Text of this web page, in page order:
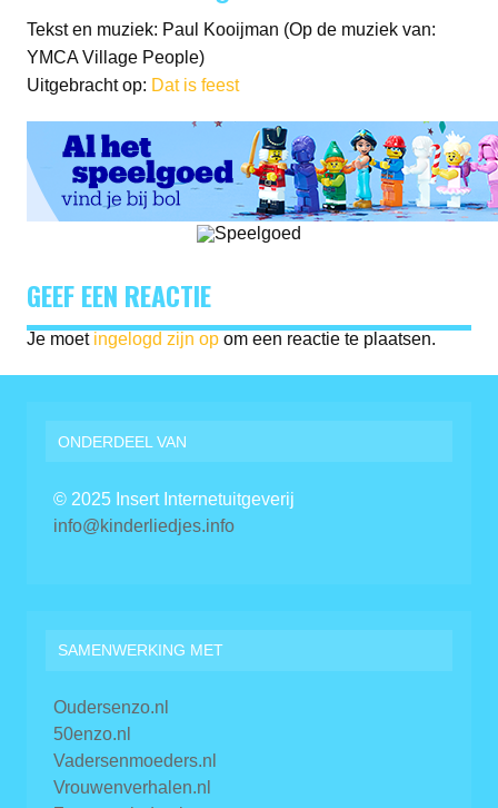
Tekst en muziek: Paul Kooijman (Op de muziek van:
YMCA Village People)
Uitgebracht op: Dat is feest
GEEF EEN REACTIE
Je moet ingelogd zijn op om een reactie te plaatsen.
ONDERDEEL VAN
© 2025 Insert Internetuitgeverij
info@kinderliedjes.info
SAMENWERKING MET
Oudersenzo.nl
50enzo.nl
Vadersenmoeders.nl
Vrouwenverhalen.nl